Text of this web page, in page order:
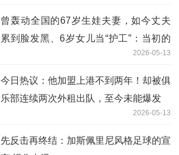
曾轰动全国的67岁生娃夫妻，如今丈夫
累到脸发黑、6岁女儿当“护工”：当初的
2026-05-13
今日热议：他加盟上港不到两年！却被俱
乐部连续两次外租出队，至今未能爆发
2026-05-13
先反击再终结：加斯佩里尼风格足球的宣